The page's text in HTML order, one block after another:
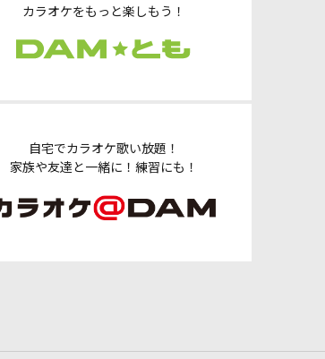
カラオケをもっと楽しもう！
自宅でカラオケ歌い放題！
家族や友達と一緒に！練習にも！